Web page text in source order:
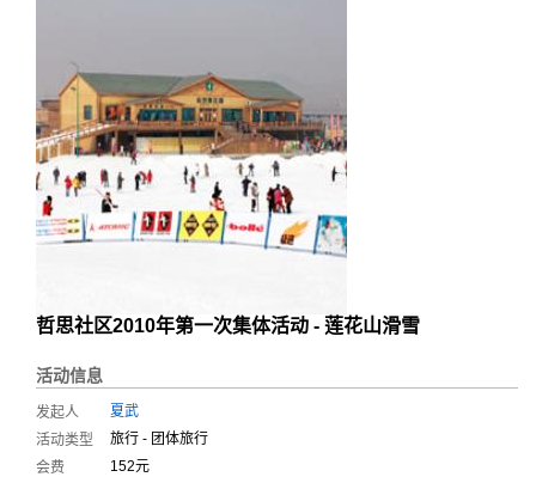
哲思社区2010年第一次集体活动 - 莲花山滑雪
活动信息
发起人
夏武
活动类型
旅行 - 团体旅行
会费
152元